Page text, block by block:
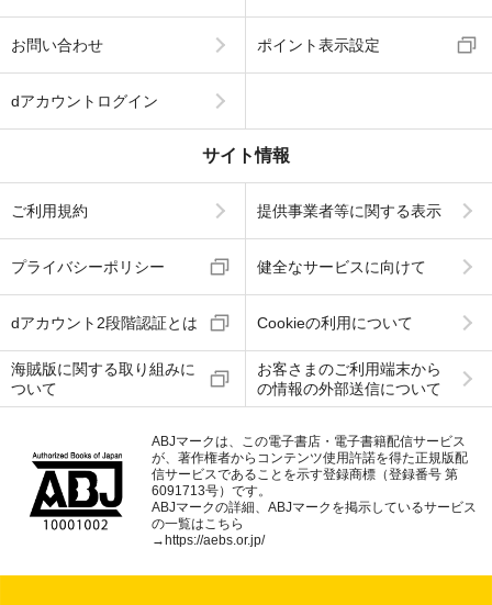
お問い合わせ ポイント表示設定
dアカウントログイン
サイト情報
ご利用規約 提供事業者等に関する表示
プライバシーポリシー 健全なサービスに向けて
dアカウント2段階認証とは Cookieの利用について
海賊版に関する取り組みに
ついて
お客さまのご利用端末から
の情報の外部送信について
ABJマークは、この電子書店・電子書籍配信サービス
が、著作権者からコンテンツ使用許諾を得た正規版配
信サービスであることを示す登録商標（登録番号 第
6091713号）です。
ABJマークの詳細、ABJマークを掲示しているサービス
の一覧はこちら
→https://aebs.or.jp/